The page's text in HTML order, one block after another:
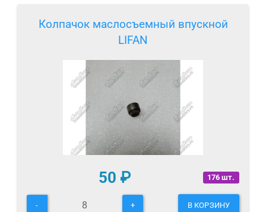
Колпачок маслосъемный впускной
LIFAN
176 шт.
50 ₽
- + В КОРЗИНУ